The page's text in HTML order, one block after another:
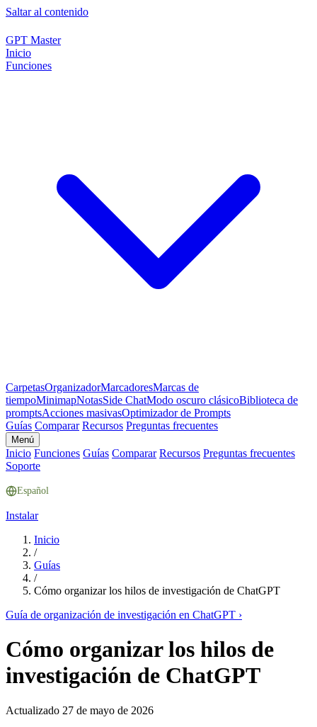
Saltar al contenido
GPT Master
Inicio
Funciones
CarpetasOrganizadorMarcadoresMarcas de
tiempoMinimapNotasSide ChatModo oscuro clásicoBiblioteca de
promptsAcciones masivasOptimizador de Prompts
Guías Comparar Recursos Preguntas frecuentes
Menú
Inicio Funciones Guías Comparar Recursos Preguntas frecuentes
Soporte
Español
Instalar
Inicio
/
Guías
/
Cómo organizar los hilos de investigación de ChatGPT
Guía de organización de investigación en ChatGPT ›
Cómo organizar los hilos de
investigación de ChatGPT
Actualizado 27 de mayo de 2026